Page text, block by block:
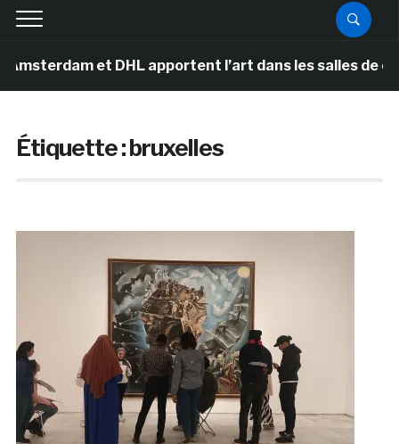
et DHL apportent l’art dans les salles de classe
Étiquette :bruxelles